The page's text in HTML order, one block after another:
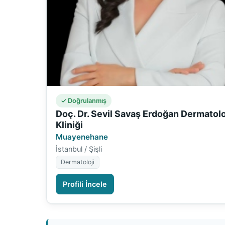
✓ Doğrulanmış
Doç. Dr. Sevil Savaş Erdoğan
Kliniği
Muayenehane
İstanbul / Şişli
Dermatoloji
Profili İncele